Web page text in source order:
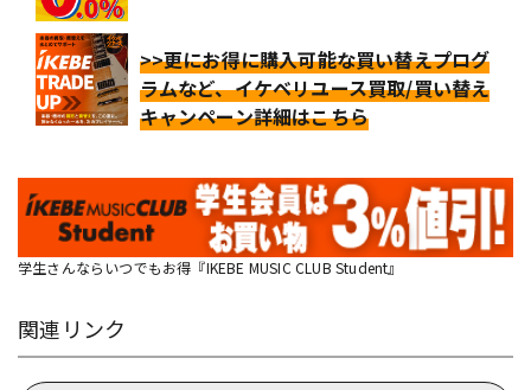
>>更にお得に購入可能な買い替えプログ
ラムなど、イケベリユース買取/買い替え
キャンペーン詳細はこちら
学生さんならいつでもお得『IKEBE MUSIC CLUB Student』
関連リンク